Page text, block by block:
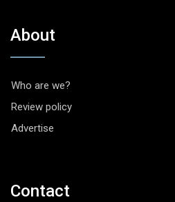
About
Who are we?
Review policy
Advertise
Contact